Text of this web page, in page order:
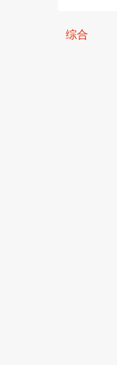
综合